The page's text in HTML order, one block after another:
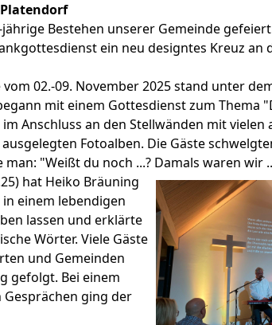
Platendorf
Bestehen unserer Gemeinde
ein neu designtes Kreuz an
02.-09. November 2025 stand unter
mit einem Gottesdienst zum Thema
Anschluss an den Stellwänden mit vielen
Fotoalben. Die Gäste
"Weißt du noch ...? Damals waren wir
hat Heiko Bräuning
in einem lebendigen
lassen und erklärte
Wörter. Viele Gäste
und Gemeinden
gefolgt. Bei einem
ging der